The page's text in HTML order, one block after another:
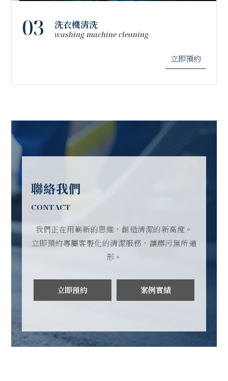
03 洗衣機清洗
washing machine cleaning
立即預約
聯絡我們
CONTACT
我們正在用嶄新的思維，創造清潔的新高度。
立即預約專屬客製化的清潔服務，讓髒污無所遁
形。
立即預約 案例實績